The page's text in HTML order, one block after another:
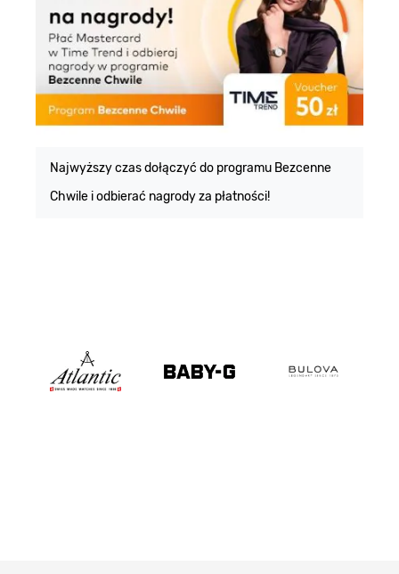
Najwyższy czas dołączyć do programu Bezcenne
Chwile i odbierać nagrody za płatności!